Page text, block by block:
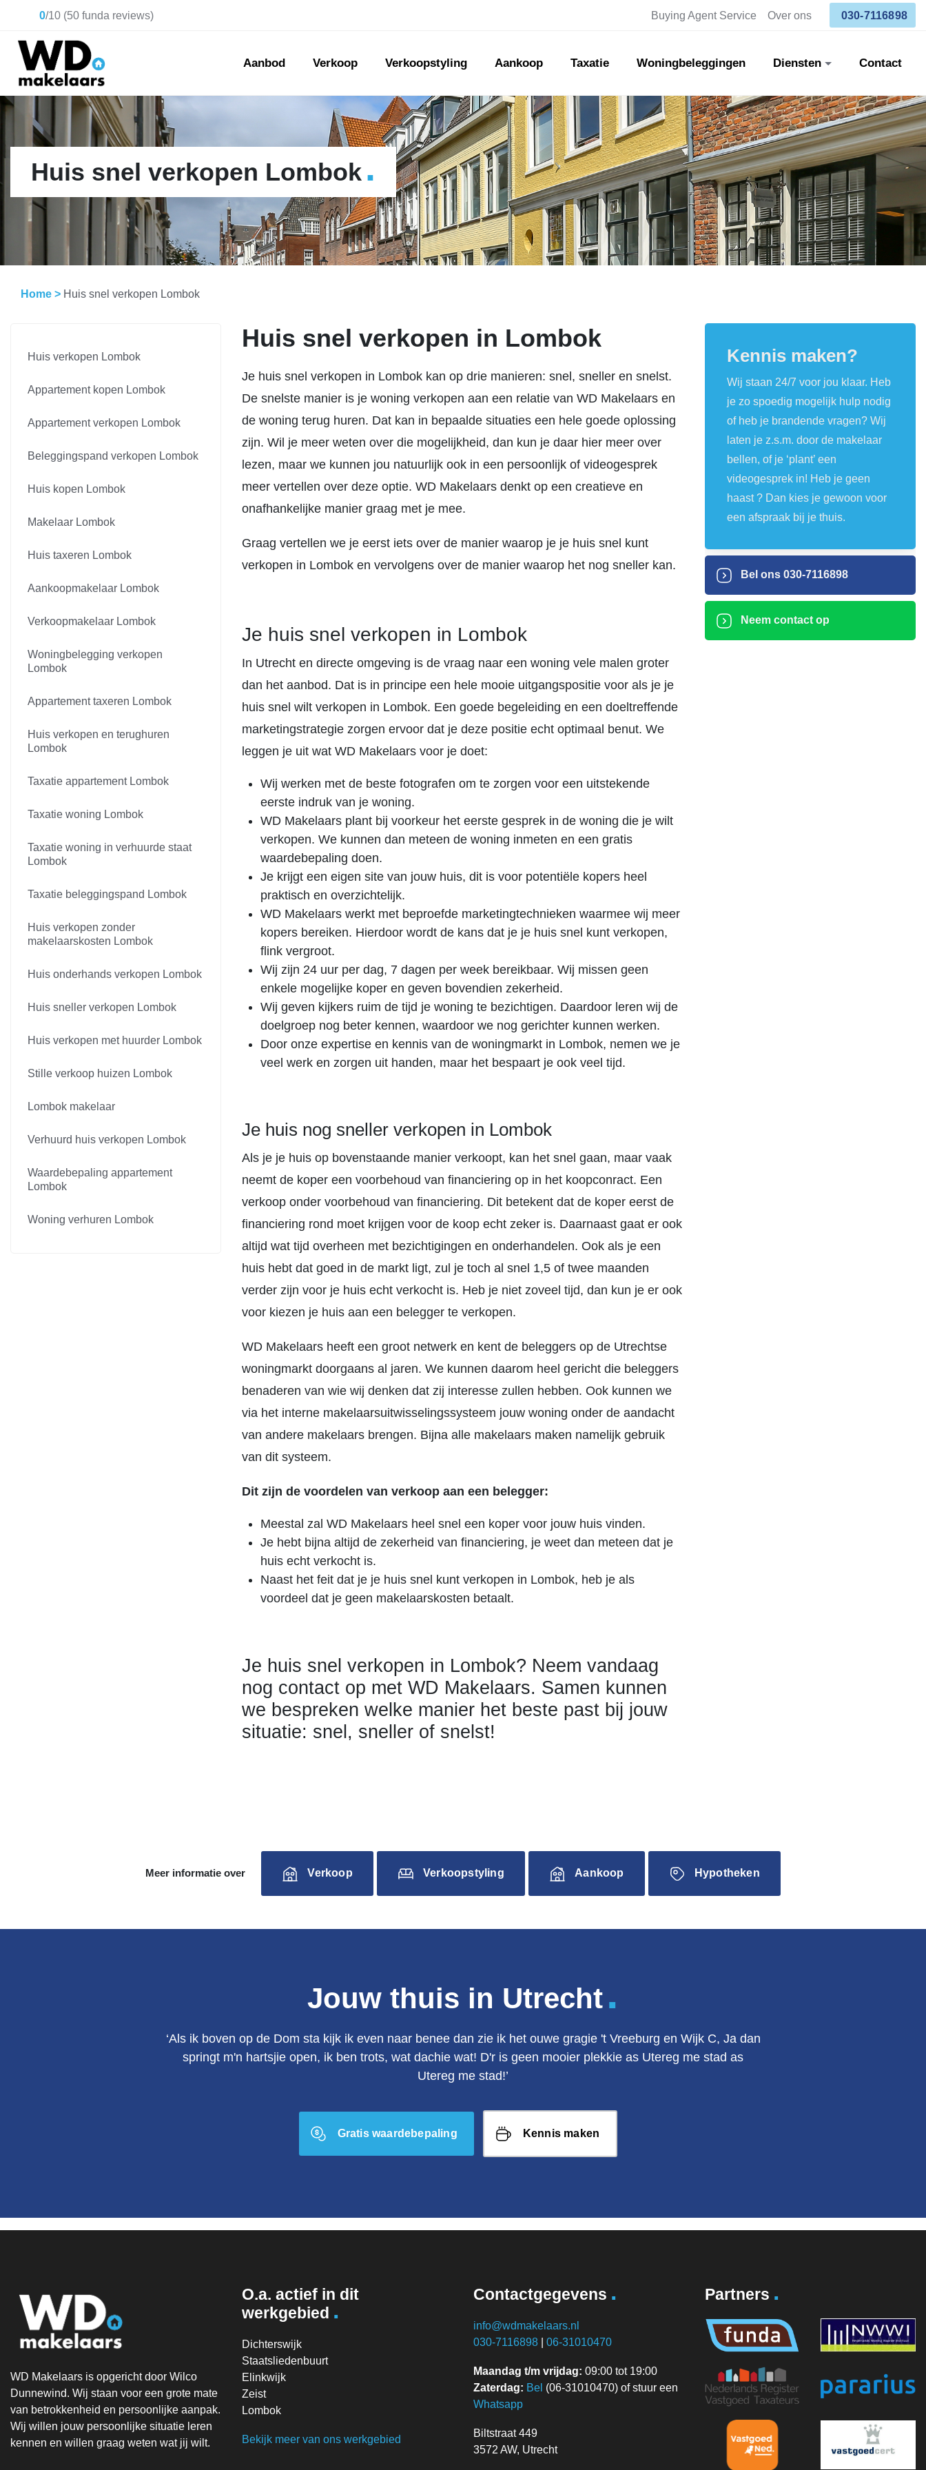
0/10 (50 funda reviews) Buying Agent Service Over ons 030-7116898
Aanbod Verkoop Verkoopstyling Aankoop Taxatie Woningbeleggingen Diensten Contact
Huis snel verkopen Lombok.
Home > Huis snel verkopen Lombok
Huis verkopen Lombok
Appartement kopen Lombok
Appartement verkopen Lombok
Beleggingspand verkopen Lombok
Huis kopen Lombok
Makelaar Lombok
Huis taxeren Lombok
Aankoopmakelaar Lombok
Verkoopmakelaar Lombok
Woningbelegging verkopen
Lombok
Appartement taxeren Lombok
Huis verkopen en terughuren
Lombok
Taxatie appartement Lombok
Taxatie woning Lombok
Taxatie woning in verhuurde staat
Lombok
Taxatie beleggingspand Lombok
Huis verkopen zonder
makelaarskosten Lombok
Huis onderhands verkopen Lombok
Huis sneller verkopen Lombok
Huis verkopen met huurder Lombok
Stille verkoop huizen Lombok
Lombok makelaar
Verhuurd huis verkopen Lombok
Waardebepaling appartement
Lombok
Woning verhuren Lombok
Huis snel verkopen in Lombok
Je huis snel verkopen in Lombok kan op drie manieren: snel, sneller en snelst.
De snelste manier is je woning verkopen aan een relatie van WD Makelaars en
de woning terug huren. Dat kan in bepaalde situaties een hele goede oplossing
zijn. Wil je meer weten over die mogelijkheid, dan kun je daar hier meer over
lezen, maar we kunnen jou natuurlijk ook in een persoonlijk of videogesprek
meer vertellen over deze optie. WD Makelaars denkt op een creatieve en
onafhankelijke manier graag met je mee.
Graag vertellen we je eerst iets over de manier waarop je je huis snel kunt
verkopen in Lombok en vervolgens over de manier waarop het nog sneller kan.
Je huis snel verkopen in Lombok
In Utrecht en directe omgeving is de vraag naar een woning vele malen groter
dan het aanbod. Dat is in principe een hele mooie uitgangspositie voor als je je
huis snel wilt verkopen in Lombok. Een goede begeleiding en een doeltreffende
marketingstrategie zorgen ervoor dat je deze positie echt optimaal benut. We
leggen je uit wat WD Makelaars voor je doet:
Wij werken met de beste fotografen om te zorgen voor een uitstekende
eerste indruk van je woning.
WD Makelaars plant bij voorkeur het eerste gesprek in de woning die je wilt
verkopen. We kunnen dan meteen de woning inmeten en een gratis
waardebepaling doen.
Je krijgt een eigen site van jouw huis, dit is voor potentiële kopers heel
praktisch en overzichtelijk.
WD Makelaars werkt met beproefde marketingtechnieken waarmee wij meer
kopers bereiken. Hierdoor wordt de kans dat je je huis snel kunt verkopen,
flink vergroot.
Wij zijn 24 uur per dag, 7 dagen per week bereikbaar. Wij missen geen
enkele mogelijke koper en geven bovendien zekerheid.
Wij geven kijkers ruim de tijd je woning te bezichtigen. Daardoor leren wij de
doelgroep nog beter kennen, waardoor we nog gerichter kunnen werken.
Door onze expertise en kennis van de woningmarkt in Lombok, nemen we je
veel werk en zorgen uit handen, maar het bespaart je ook veel tijd.
Je huis nog sneller verkopen in Lombok
Als je je huis op bovenstaande manier verkoopt, kan het snel gaan, maar vaak
neemt de koper een voorbehoud van financiering op in het koopconract. Een
verkoop onder voorbehoud van financiering. Dit betekent dat de koper eerst de
financiering rond moet krijgen voor de koop echt zeker is. Daarnaast gaat er ook
altijd wat tijd overheen met bezichtigingen en onderhandelen. Ook als je een
huis hebt dat goed in de markt ligt, zul je toch al snel 1,5 of twee maanden
verder zijn voor je huis echt verkocht is. Heb je niet zoveel tijd, dan kun je er ook
voor kiezen je huis aan een belegger te verkopen.
WD Makelaars heeft een groot netwerk en kent de beleggers op de Utrechtse
woningmarkt doorgaans al jaren. We kunnen daarom heel gericht die beleggers
benaderen van wie wij denken dat zij interesse zullen hebben. Ook kunnen we
via het interne makelaarsuitwisselingssysteem jouw woning onder de aandacht
van andere makelaars brengen. Bijna alle makelaars maken namelijk gebruik
van dit systeem.
Dit zijn de voordelen van verkoop aan een belegger:
Meestal zal WD Makelaars heel snel een koper voor jouw huis vinden.
Je hebt bijna altijd de zekerheid van financiering, je weet dan meteen dat je
huis echt verkocht is.
Naast het feit dat je je huis snel kunt verkopen in Lombok, heb je als
voordeel dat je geen makelaarskosten betaalt.
Je huis snel verkopen in Lombok? Neem vandaag
nog contact op met WD Makelaars. Samen kunnen
we bespreken welke manier het beste past bij jouw
situatie: snel, sneller of snelst!
Kennis maken?
Wij staan 24/7 voor jou klaar. Heb
je zo spoedig mogelijk hulp nodig
of heb je brandende vragen? Wij
laten je z.s.m. door de makelaar
bellen, of je ‘plant’ een
videogesprek in! Heb je geen
haast ? Dan kies je gewoon voor
een afspraak bij je thuis.
Bel ons 030-7116898
Neem contact op
Meer informatie over Verkoop Verkoopstyling Aankoop Hypotheken
Jouw thuis in Utrecht.
‘Als ik boven op de Dom sta kijk ik even naar benee dan zie ik het ouwe gragie 't Vreeburg en Wijk C, Ja dan
springt m'n hartsjie open, ik ben trots, wat dachie wat! D'r is geen mooier plekkie as Utereg me stad as
Utereg me stad!’
Gratis waardebepaling Kennis maken
WD Makelaars is opgericht door Wilco
Dunnewind. Wij staan voor een grote mate
van betrokkenheid en persoonlijke aanpak.
Wij willen jouw persoonlijke situatie leren
kennen en willen graag weten wat jij wilt.
O.a. actief in dit
werkgebied .
Dichterswijk
Staatsliedenbuurt
Elinkwijk
Zeist
Lombok
Bekijk meer van ons werkgebied
Contactgegevens .
info@wdmakelaars.nl
030-7116898
06-31010470
Maandag t/m vrijdag: 09:00 tot 19:00
Zaterdag: Bel (06-31010470) of stuur een
Whatsapp
Biltstraat 449
3572 AW, Utrecht
Partners .